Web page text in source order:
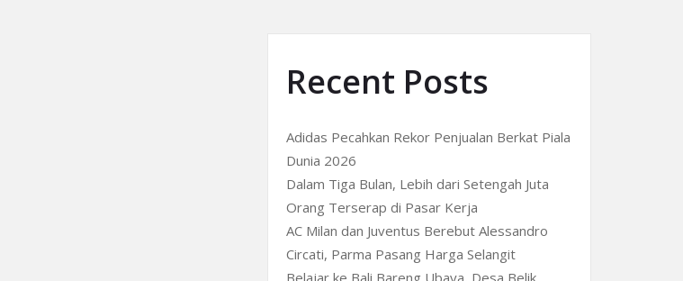
Recent Posts
Adidas Pecahkan Rekor Penjualan Berkat Piala
Dunia 2026
Dalam Tiga Bulan, Lebih dari Setengah Juta
Orang Terserap di Pasar Kerja
AC Milan dan Juventus Berebut Alessandro
Circati, Parma Pasang Harga Selangit
Belajar ke Bali Bareng Ubaya, Desa Belik